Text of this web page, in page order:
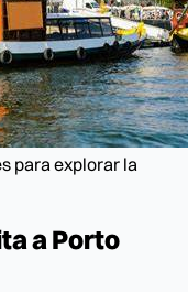
para explorar la
a Porto